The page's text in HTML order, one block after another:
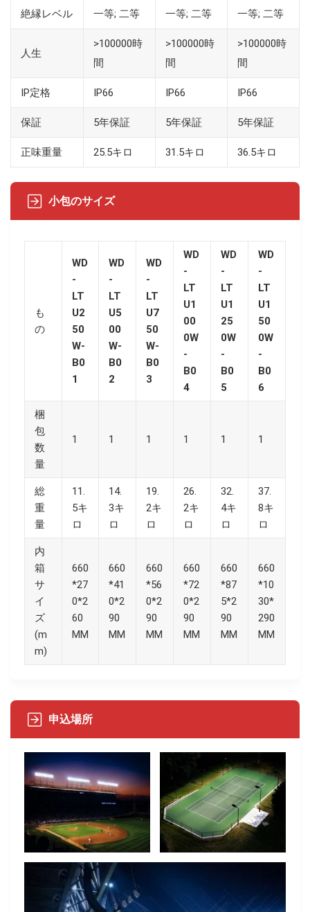
絶縁レベル 一等; 二等 一等; 二等 一等; 二等
人生
>100000時
間
>100000時
間
>100000時
間
IP定格 IP66 IP66 IP66
保証 5年保証 5年保証 5年保証
正味重量 25.5キロ 31.5キロ 36.5キロ
小包のサイズ
も
の
WD
-
LT
U2
50
W-
B0
1
WD
-
LT
U5
00
W-
B0
2
WD
-
LT
U7
50
W-
B0
3
WD
-
LT
U1
00
0W
-
B0
4
WD
-
LT
U1
25
0W
-
B0
5
WD
-
LT
U1
50
0W
-
B0
6
梱
包
数
量
1 1 1 1 1 1
総
重
量
11.
5キ
ロ
14.
3キ
ロ
19.
2キ
ロ
26.
2キ
ロ
32.
4キ
ロ
37.
8キ
ロ
内
箱
サ
イ
ズ
(m
m)
660
*27
0*2
60
MM
660
*41
0*2
90
MM
660
*56
0*2
90
MM
660
*72
0*2
90
MM
660
*87
5*2
90
MM
660
*10
30*
290
MM
申込場所